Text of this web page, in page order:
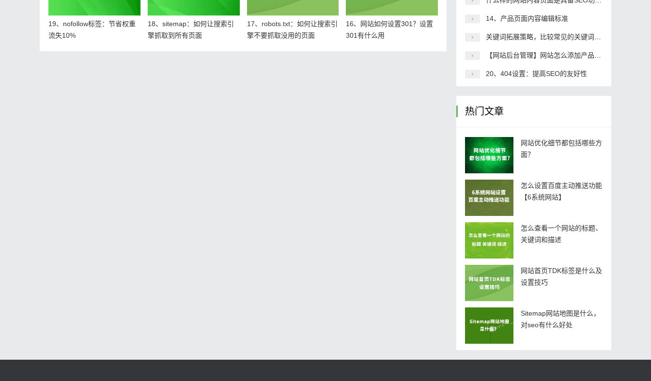
19、nofollow标签：节省权重
流失10%
18、sitemap：如何让搜索引
擎抓取到所有页面
17、robots.txt：如何让搜索引
擎不要抓取没用的页面
16、网站如何设置301？设置
301有什么用
14、产品页面内容编辑标准
关键词拓展策略，比较常见的关键词拓展方式
【网站后台管理】网站怎么添加产品内容
20、404设置：提高SEO的友好性
热门文章
网站优化细节都包括哪些方
面？
怎么设置百度主动推送功能
【6系统网站】
怎么查看一个网站的标题、
关键词和描述
网站首页TDK标签是什么及
设置技巧
Sitemap网站地图是什么，
对seo有什么好处